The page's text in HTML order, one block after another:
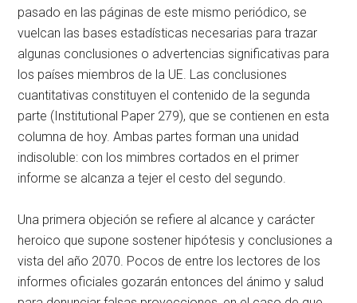
pasado en las páginas de este mismo periódico, se
vuelcan las bases estadísticas necesarias para trazar
algunas conclusiones o advertencias significativas para
los países miembros de la UE. Las conclusiones
cuantitativas constituyen el contenido de la segunda
parte (Institutional Paper 279), que se contienen en esta
columna de hoy. Ambas partes forman una unidad
indisoluble: con los mimbres cortados en el primer
informe se alcanza a tejer el cesto del segundo.
Una primera objeción se refiere al alcance y carácter
heroico que supone sostener hipótesis y conclusiones a
vista del año 2070. Pocos de entre los lectores de los
informes oficiales gozarán entonces del ánimo y salud